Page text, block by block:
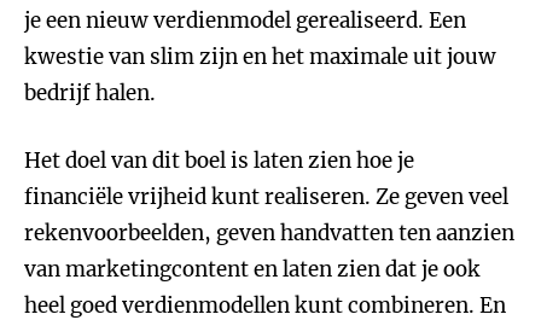
je een nieuw verdienmodel gerealiseerd. Een
kwestie van slim zijn en het maximale uit jouw
bedrijf halen.
Het doel van dit boel is laten zien hoe je
financiële vrijheid kunt realiseren. Ze geven veel
rekenvoorbeelden, geven handvatten ten aanzien
van marketingcontent en laten zien dat je ook
heel goed verdienmodellen kunt combineren. En